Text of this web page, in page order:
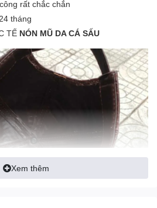
rất chắc chắn
tháng
TẾ NÓN MŨ DA CÁ SẤU
Xem thêm